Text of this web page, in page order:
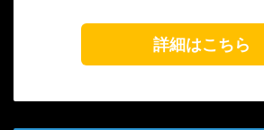
詳細はこちら